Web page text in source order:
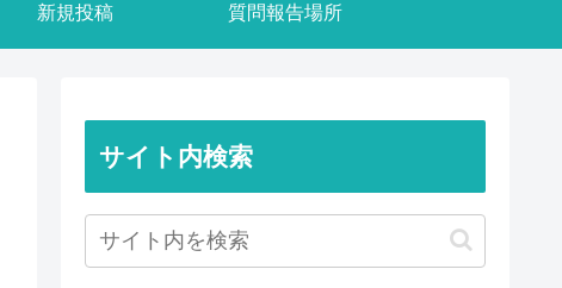
新規投稿 質問報告場所
サイト内検索